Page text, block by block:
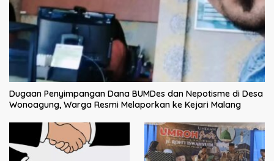
Dugaan Penyimpangan Dana BUMDes dan Nepotisme di Desa
Wonoagung, Warga Resmi Melaporkan ke Kejari Malang